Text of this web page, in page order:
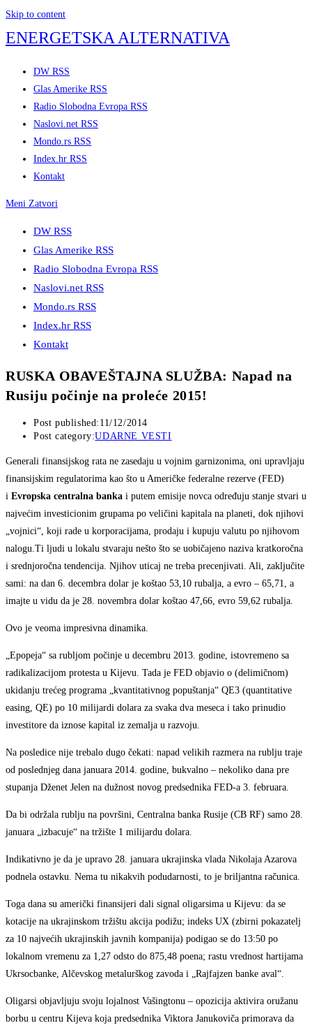
Skip to content
ENERGETSKA ALTERNATIVA
DW RSS
Glas Amerike RSS
Radio Slobodna Evropa RSS
Naslovi.net RSS
Mondo.rs RSS
Index.hr RSS
Kontakt
Meni Zatvori
DW RSS
Glas Amerike RSS
Radio Slobodna Evropa RSS
Naslovi.net RSS
Mondo.rs RSS
Index.hr RSS
Kontakt
RUSKA OBAVEŠTAJNA SLUŽBA: Napad na
Rusiju počinje na proleće 2015!
Post published: 11/12/2014
Post category:UDARNE VESTI
Generali finansijskog rata ne zasedaju u vojnim garnizonima, oni upravljaju
finansijskim regulatorima kao što u Američke federalne rezerve (FED)
i Evropska centralna banka i putem emisije novca određuju stanje stvari u
najvećim investicionim grupama po veličini kapitala na planeti, dok njihovi
„vojnici“, koji rade u korporacijama, prodaju i kupuju valutu po njihovom
nalogu.Ti ljudi u lokalu stvaraju nešto što se uobičajeno naziva kratkoročna
i srednjoročna tendencija. Njihov uticaj ne treba precenjivati. Ali, zaključite
sami: na dan 6. decembra dolar je koštao 53,10 rubalja, a evro – 65,71, a
imajte u vidu da je 28. novembra dolar koštao 47,66, evro 59,62 rubalja.
Ovo je veoma impresivna dinamika.
„Epopeja“ sa rubljom počinje u decembru 2013. godine, istovremeno sa
radikalizacijom protesta u Kijevu. Tada je FED objavio o (delimičnom)
ukidanju trećeg programa „kvantitativnog popuštanja“ QE3 (quantitative
easing, QE) po 10 milijardi dolara za svaka dva meseca i tako prinudio
investitore da iznose kapital iz zemalja u razvoju.
Na posledice nije trebalo dugo čekati: napad velikih razmera na rublju traje
od poslednjeg dana januara 2014. godine, bukvalno – nekoliko dana pre
stupanja Dženet Jelen na dužnost novog predsednika FED-a 3. februara.
Da bi održala rublju na površini, Centralna banka Rusije (CB RF) samo 28.
januara „izbacuje“ na tržište 1 milijardu dolara.
Indikativno je da je upravo 28. januara ukrajinska vlada Nikolaja Azarova
podnela ostavku. Nema tu nikakvih podudarnosti, to je briljantna računica.
Toga dana su američki finansijeri dali signal oligarsima u Kijevu: da se
kotacije na ukrajinskom tržištu akcija podižu; indeks UX (zbirni pokazatelj
za 10 najvećih ukrajinskih javnih kompanija) podigao se do 13:50 po
lokalnom vremenu za 1,27 odsto do 875,48 poena; rastu vrednost hartijama
Ukrsocbanke, Alčevskog metalurškog zavoda i „Rajfajzen banke aval“.
Oligarsi objavljuju svoju lojalnost Vašingtonu – opozicija aktivira oružanu
borbu u centru Kijeva koja predsednika Viktora Janukoviča primorava da